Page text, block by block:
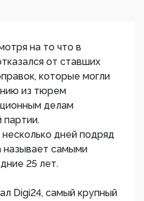
на то что в
от ставших
которые могли
из тюрем
делам
партии.
дней подряд
называет самыми
25 лет.
Digi24, самый крупный